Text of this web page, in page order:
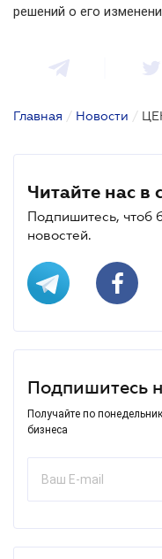
решений о его
Главная / Новости /
Читайте нас в
Подпишитесь, чтоб
новостей.
Подпишитесь
Получайте по
бизнеса